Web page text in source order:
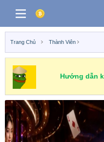
Trang Chủ Thành Viên
Hướng dẫn